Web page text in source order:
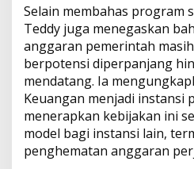
Selain membahas program
Teddy juga menegaskan
anggaran pemerintah
berpotensi diperpanjang
mendatang. Ia
Keuangan menjadi instansi
menerapkan kebijakan ini
model bagi instansi lain,
penghematan anggaran